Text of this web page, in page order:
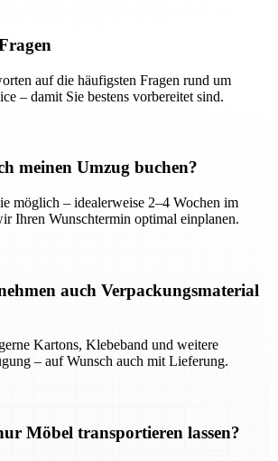
auf die häufigsten Fragen rund um
– damit Sie bestens vorbereitet sind.
meinen Umzug buchen?
möglich – idealerweise 2–4 Wochen im
Ihren Wunschtermin optimal einplanen.
auch Verpackungsmaterial
Kartons, Klebeband und weitere
– auf Wunsch auch mit Lieferung.
Möbel transportieren lassen?